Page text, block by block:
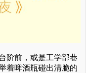
阶前，或是工学部巷
着啤酒瓶碰出清脆的